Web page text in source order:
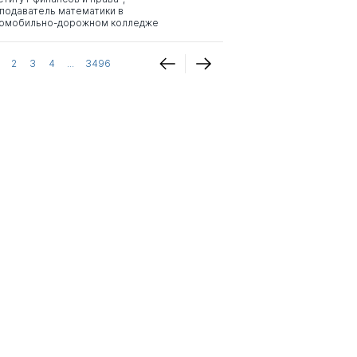
математики в
дорожном колледже
2 3 4 ... 3496